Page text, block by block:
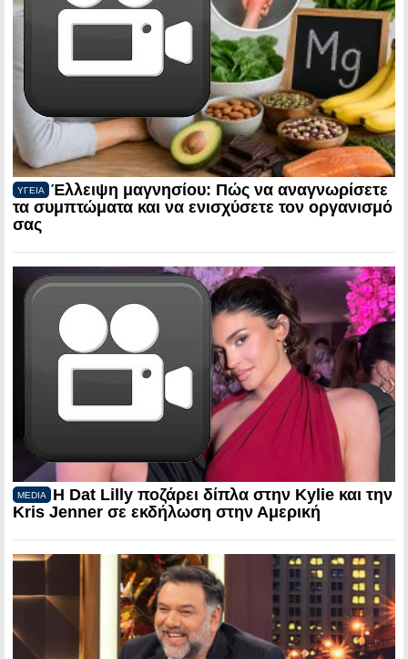
ΥΓΕΙΑ
Έλλειψη μαγνησίου: Πώς να αναγνωρίσετε
τα συμπτώματα και να ενισχύσετε τον οργανισμό
σας
MEDIA
Η Dat Lilly ποζάρει δίπλα στην Kylie και την
Kris Jenner σε εκδήλωση στην Αμερική